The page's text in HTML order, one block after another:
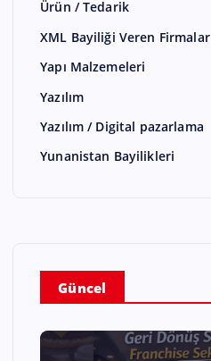
Ürün / Tedarik
XML Bayiliği Veren Firmalar
Yapı Malzemeleri
Yazılım
Yazılım / Digital pazarlama
Yunanistan Bayilikleri
Güncel